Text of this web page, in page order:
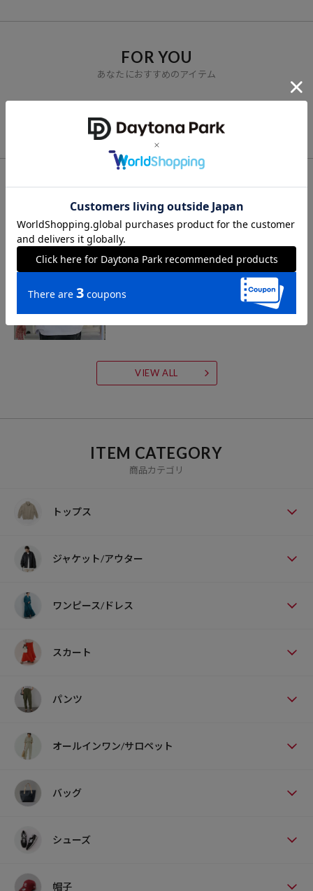
FOR YOU
あなたにおすすめのアイテム
最近チェックした商品
VIEW ALL
ITEM CATEGORY
商品カテゴリ
トップス
ジャケット/アウター
ワンピース/ドレス
スカート
パンツ
オールインワン/サロペット
バッグ
シューズ
帽子